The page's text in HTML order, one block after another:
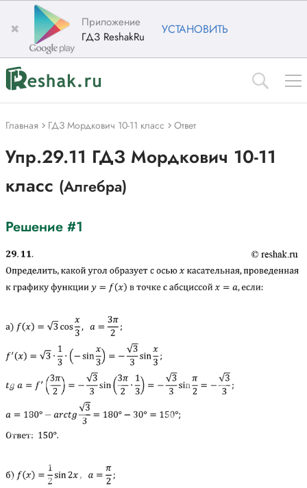
✖
Приложение
ГДЗ ReshakRu
УСТАНОВИТЬ
Главная ГДЗ Мордкович 10-11 класс Ответ
Упр.29.11 ГДЗ Мордкович 10-11
класс (Алгебра)
Решение #1